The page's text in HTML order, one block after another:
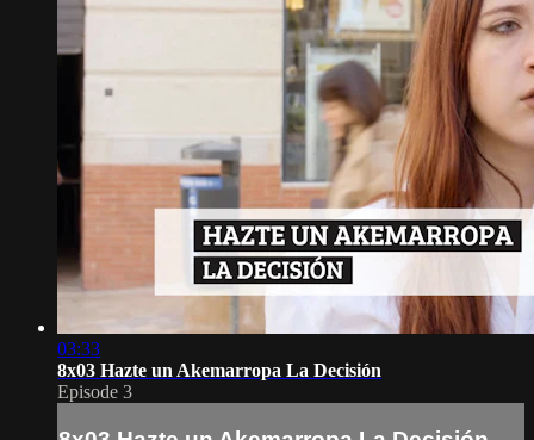
03:33
8x03 Hazte un Akemarropa La Decisión
Episode 3